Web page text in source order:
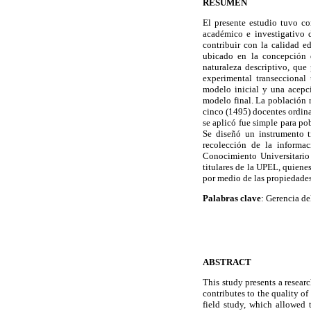
RESUMEN
El presente estudio tuvo
académico e investigativo
contribuir con la calidad
ubicado en la
naturaleza descriptivo,
experimental
modelo inicial y una
modelo final. La población
cinco (1495) docentes
se aplicó fue simple para
Se diseñó un instrumento
recolección de la
Conocimiento
titulares de la UPEL,
por medio de las
Palabras clave: Gerencia
ABSTRACT
This study presents a
contributes to the quality of
field study, which allowed